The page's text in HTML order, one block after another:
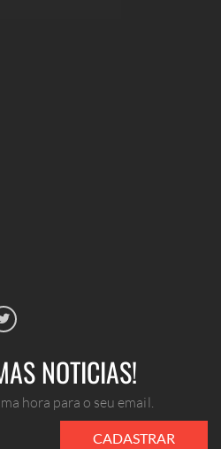
NOTICIAS!
hora para o seu email.
CADASTRAR